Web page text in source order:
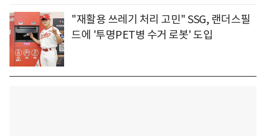
"재활용 쓰레기 처리 고민" SSG, 랜더스필
드에 '투명PET병 수거 로봇' 도입